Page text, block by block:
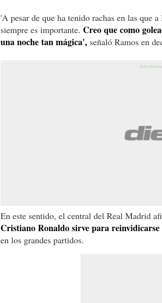
'A pesar de que ha tenido rachas en las que
siempre es importante. Creo que como
una noche tan mágica', señaló Ramos en
En este sentido, el central del Real Madrid
Cristiano Ronaldo sirve para reinvidicarse
en los grandes partidos.